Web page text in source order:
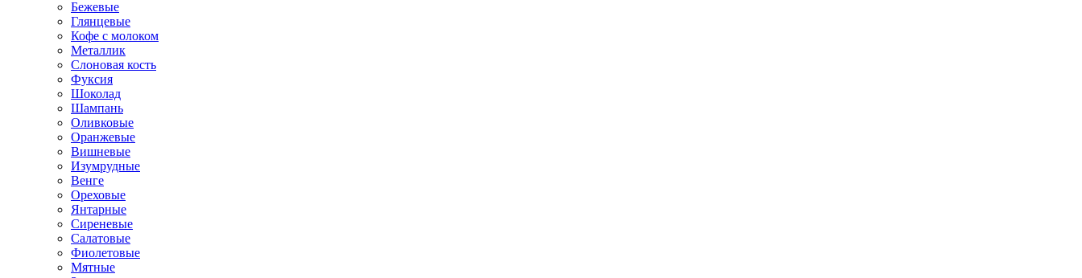
Бежевые
Глянцевые
Кофе с молоком
Металлик
Слоновая кость
Фуксия
Шоколад
Шампань
Оливковые
Оранжевые
Вишневые
Изумрудные
Венге
Ореховые
Янтарные
Сиреневые
Салатовые
Фиолетовые
Мятные